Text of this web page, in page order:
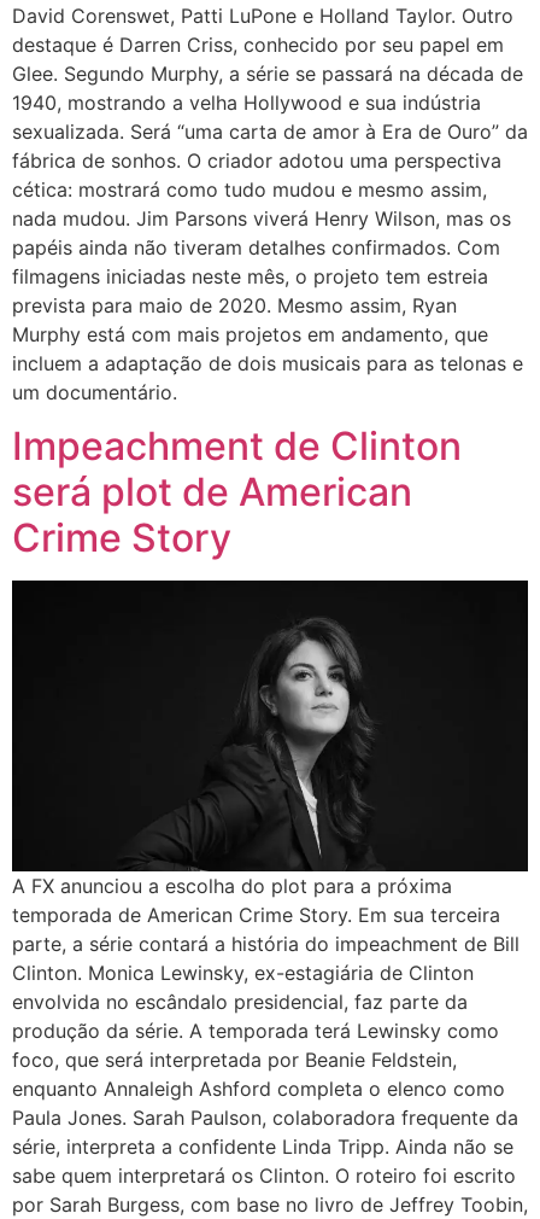
David Corenswet, Patti LuPone e Holland Taylor. Outro
destaque é Darren Criss, conhecido por seu papel em
Glee. Segundo Murphy, a série se passará na década de
1940, mostrando a velha Hollywood e sua indústria
sexualizada. Será “uma carta de amor à Era de Ouro” da
fábrica de sonhos. O criador adotou uma perspectiva
cética: mostrará como tudo mudou e mesmo assim,
nada mudou. Jim Parsons viverá Henry Wilson, mas os
papéis ainda não tiveram detalhes confirmados. Com
filmagens iniciadas neste mês, o projeto tem estreia
prevista para maio de 2020. Mesmo assim, Ryan
Murphy está com mais projetos em andamento, que
incluem a adaptação de dois musicais para as telonas e
um documentário.
Impeachment de Clinton
será plot de American
Crime Story
A FX anunciou a escolha do plot para a próxima
temporada de American Crime Story. Em sua terceira
parte, a série contará a história do impeachment de Bill
Clinton. Monica Lewinsky, ex-estagiária de Clinton
envolvida no escândalo presidencial, faz parte da
produção da série. A temporada terá Lewinsky como
foco, que será interpretada por Beanie Feldstein,
enquanto Annaleigh Ashford completa o elenco como
Paula Jones. Sarah Paulson, colaboradora frequente da
série, interpreta a confidente Linda Tripp. Ainda não se
sabe quem interpretará os Clinton. O roteiro foi escrito
por Sarah Burgess, com base no livro de Jeffrey Toobin,